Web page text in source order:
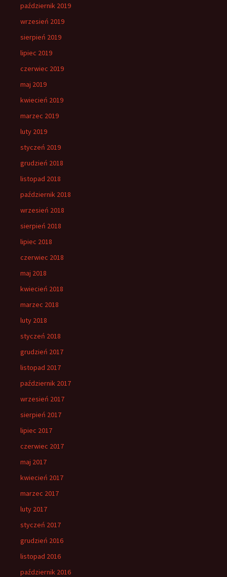
październik 2019
wrzesień 2019
sierpień 2019
lipiec 2019
czerwiec 2019
maj 2019
kwiecień 2019
marzec 2019
luty 2019
styczeń 2019
grudzień 2018
listopad 2018
październik 2018
wrzesień 2018
sierpień 2018
lipiec 2018
czerwiec 2018
maj 2018
kwiecień 2018
marzec 2018
luty 2018
styczeń 2018
grudzień 2017
listopad 2017
październik 2017
wrzesień 2017
sierpień 2017
lipiec 2017
czerwiec 2017
maj 2017
kwiecień 2017
marzec 2017
luty 2017
styczeń 2017
grudzień 2016
listopad 2016
październik 2016